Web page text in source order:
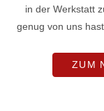
in der Werkstatt
genug von uns
ZUM